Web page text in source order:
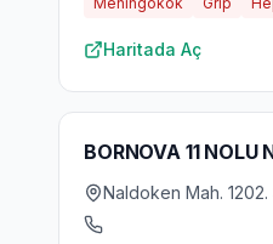
Haritada Aç
BORNOVA 11 NOLU
Naldoken Mah.